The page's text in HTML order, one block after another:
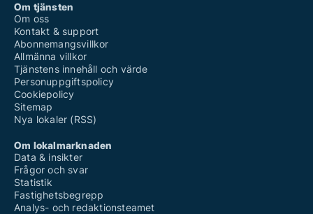
Om tjänsten
Om oss
Kontakt & support
Abonnemangsvillkor
Allmänna villkor
Tjänstens innehåll och värde
Personuppgiftspolicy
Cookiepolicy
Sitemap
Nya lokaler (RSS)
Om lokalmarknaden
Data & insikter
Frågor och svar
Statistik
Fastighetsbegrepp
Analys- och redaktionsteamet